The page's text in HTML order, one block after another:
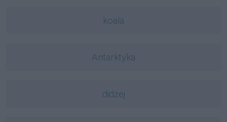
koala
Antarktyka
didżej